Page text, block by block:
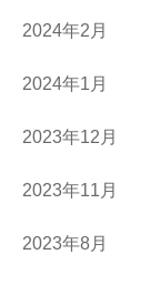
2024年2月
2024年1月
2023年12月
2023年11月
2023年8月